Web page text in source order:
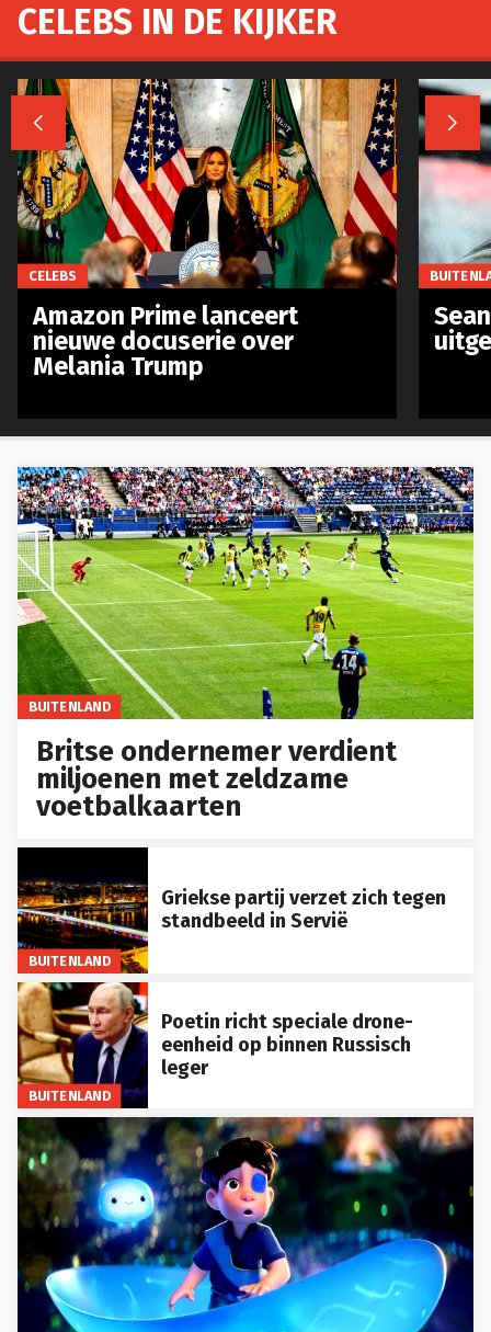
BUITENLAND
Britse ondernemer verdient
miljoenen met zeldzame
voetbalkaarten
BUITENLAND
Griekse partij verzet zich tegen
standbeeld in Servië
BUITENLAND
Poetin richt speciale drone-
eenheid op binnen Russisch
leger
CELEBS IN DE KIJKER
 
CELEBS
Amazon Prime lanceert
nieuwe docuserie over
Melania Trump